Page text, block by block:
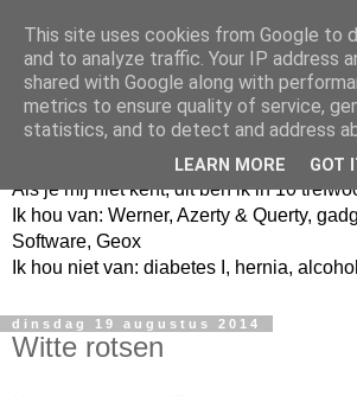
Jangeox' blog
Als je mij niet kent, dit ben ik in 10
Ik hou van: Werner, Azerty & Querty,
Software, Geox
Ik hou niet van: diabetes I, hernia,
dinsdag 19 augustus 2014
Witte rotsen
This site uses cookies from Google to
and to analyze traffic. Your IP address
shared with Google along with
metrics to ensure quality of service,
statistics, and to detect and address
LEARN MORE GOT